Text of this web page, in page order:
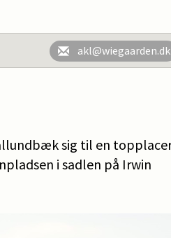
akl@wiegaarden.dk
sig til en
i sadlen på Irwin